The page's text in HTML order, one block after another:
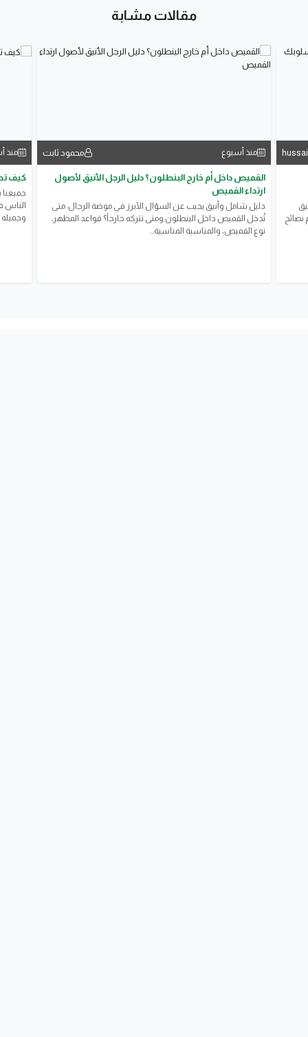
مقالات مشابة
منذ أسبوع محمود ثابت
القميص داخل أم خارج البنطلون؟ دليل الرجل الأنيق لأصول
ارتداء القميص
​دليل شامل وأنيق يجيب عن السؤال الأبرز في موضة الرجال: متى
تُدخل القميص داخل البنطلون ومتى تتركه خارجاً؟ قواعد المظهر،
نوع القميص، والمناسبة المناسبة...
منذ
كيف
جميعنا
الناس